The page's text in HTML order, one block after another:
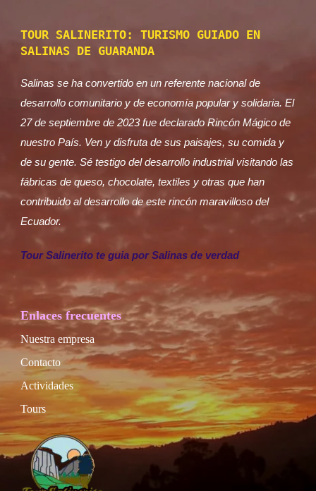
TOUR SALINERITO: TURISMO GUIADO EN
SALINAS DE GUARANDA
Salinas se ha convertido en un referente nacional de
desarrollo comunitario y de economía popular y solidaria. El
27 de septiembre de 2023 fue declarado Rincón Mágico de
nuestro País. Ven y disfruta de sus paisajes, su comida y
de su gente. Sé testigo del desarrollo industrial visitando las
fábricas de queso, chocolate, textiles y otras que han
contribuido al desarrollo de este rincón maravilloso del
Ecuador.
Tour Salinerito te guia por Salinas de verdad
Enlaces frecuentes
Nuestra empresa
Contacto
Actividades
Tours